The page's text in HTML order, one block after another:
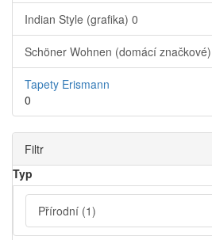
Indian Style (grafika) 0
Schöner Wohnen (domácí značkové)
Tapety Erismann
0
Filtr
Typ
Přírodní (1)